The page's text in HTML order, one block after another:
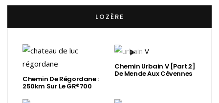
LOZÈRE
Chemin De Régordane :
250km Sur Le GR®700
Chemin Urbain V [Part.2]
De Mende Aux Cévennes